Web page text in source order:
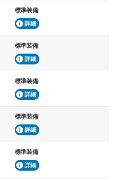
標準装備
詳細
標準装備
詳細
標準装備
詳細
標準装備
詳細
標準装備
詳細